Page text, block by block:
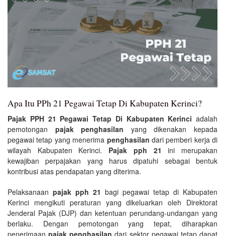
Apa Itu PPh 21 Pegawai Tetap Di Kabupaten Kerinci?
Pajak PPH 21 Pegawai Tetap Di Kabupaten Kerinci adalah
pemotongan pajak penghasilan yang dikenakan kepada
pegawai tetap yang menerima penghasilan dari pemberi kerja di
wilayah Kabupaten Kerinci. Pajak pph 21 ini merupakan
kewajiban perpajakan yang harus dipatuhi sebagai bentuk
kontribusi atas pendapatan yang diterima.
Pelaksanaan pajak pph 21 bagi pegawai tetap di Kabupaten
Kerinci mengikuti peraturan yang dikeluarkan oleh Direktorat
Jenderal Pajak (DJP) dan ketentuan perundang-undangan yang
berlaku. Dengan pemotongan yang tepat, diharapkan